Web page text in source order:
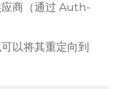
应商（通过 Auth-
以将其重定向到